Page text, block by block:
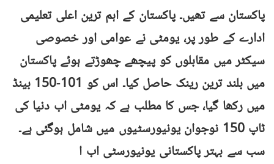
پاکستان سے تھیں۔ پاکستان کے اہم ترین اعلی تعلیمی
ادارے کے طور پر، یومٹی نے عوامی اور خصوصی
سیکٹر میں مقابلوں کو پیچھے چھوڑتے ہوئے پاکستان
میں بلند ترین رینک حاصل کیا۔ اس کو 101-150 بینڈ
میں رکھا گیا، جس کا مطلب ہے کہ یومٹی اب دنیا کی
ٹاپ 150 نوجوان یونیورسٹیوں میں شامل ہوگئی ہے۔
سب سے بہتر پاکستانی یونیورسٹی اب ا